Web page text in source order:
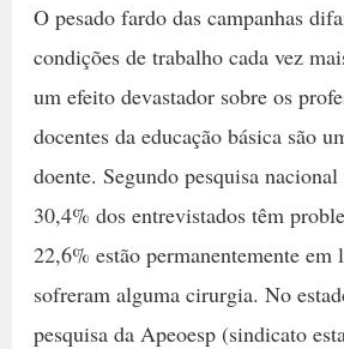
O pesado fardo das campanhas
condições de trabalho cada vez
um efeito devastador sobre os
docentes da educação básica são
doente. Segundo pesquisa
30,4% dos entrevistados têm
22,6% estão permanentemente
sofreram alguma cirurgia. No
pesquisa da Apeoesp (sindicato